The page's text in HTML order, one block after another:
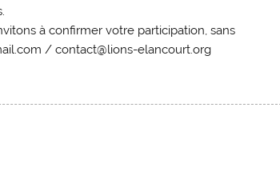
à confirmer votre participation, sans
/ contact@lions-elancourt.org